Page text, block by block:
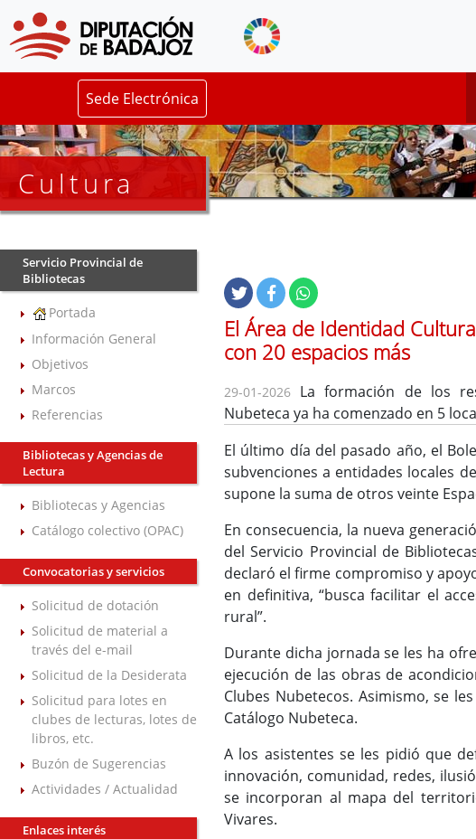
Sede Electrónica
Cultura
Servicio Provincial de
Bibliotecas
Portada
Información General
Objetivos
Marcos
Referencias
Bibliotecas y Agencias de
Lectura
Bibliotecas y Agencias
Catálogo colectivo (OPAC)
Convocatorias y servicios
Solicitud de dotación
Solicitud de material a
través del e-mail
Solicitud de la Desiderata
Solicitud para lotes en
clubes de lecturas, lotes de
libros, etc.
Buzón de Sugerencias
Actividades / Actualidad
Enlaces interés
El Área de Identidad
con 20 espacios más
29-01-2026 La formación de los
Nubeteca ya ha comenzado en 5
El último día del pasado año, el
subvenciones a entidades locales
supone la suma de otros veinte
En consecuencia, la nueva
del Servicio Provincial de
declaró el firme compromiso y
en definitiva, “busca facilitar el
rural”.
Durante dicha jornada se les ha
ejecución de las obras de
Clubes Nubetecos. Asimismo, se
Catálogo Nubeteca.
A los asistentes se les pidió que
innovación, comunidad, redes,
se incorporan al mapa del
Vivares.